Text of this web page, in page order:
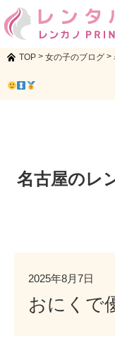
TOP > 女の子のブログ >
名古屋のレ
2025年8月7日
おにくで